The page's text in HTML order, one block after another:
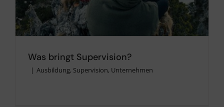
Was bringt Supervision?
| Ausbildung, Supervision, Unternehmen